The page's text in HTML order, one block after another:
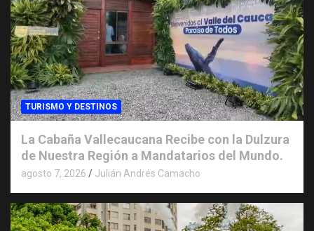
TURISMO Y DESTINOS
La Cabaña Vallecaucana Recibe con la Dulzura
de Nuestra Región a Mandatarios del Mundo.
agosto 7, 2026 Julián Andrés Camacho